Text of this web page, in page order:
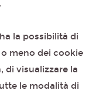
la possibilità di
meno dei cookie
di visualizzare la
le modalità di